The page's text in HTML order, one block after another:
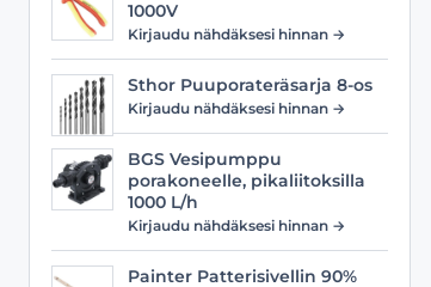
1000V
Kirjaudu nähdäksesi hinnan →
Sthor Puuporateräsarja 8-os
Kirjaudu nähdäksesi hinnan →
BGS Vesipumppu
porakoneelle, pikaliitoksilla
1000 L/h
Kirjaudu nähdäksesi hinnan →
Painter Patterisivellin 90%